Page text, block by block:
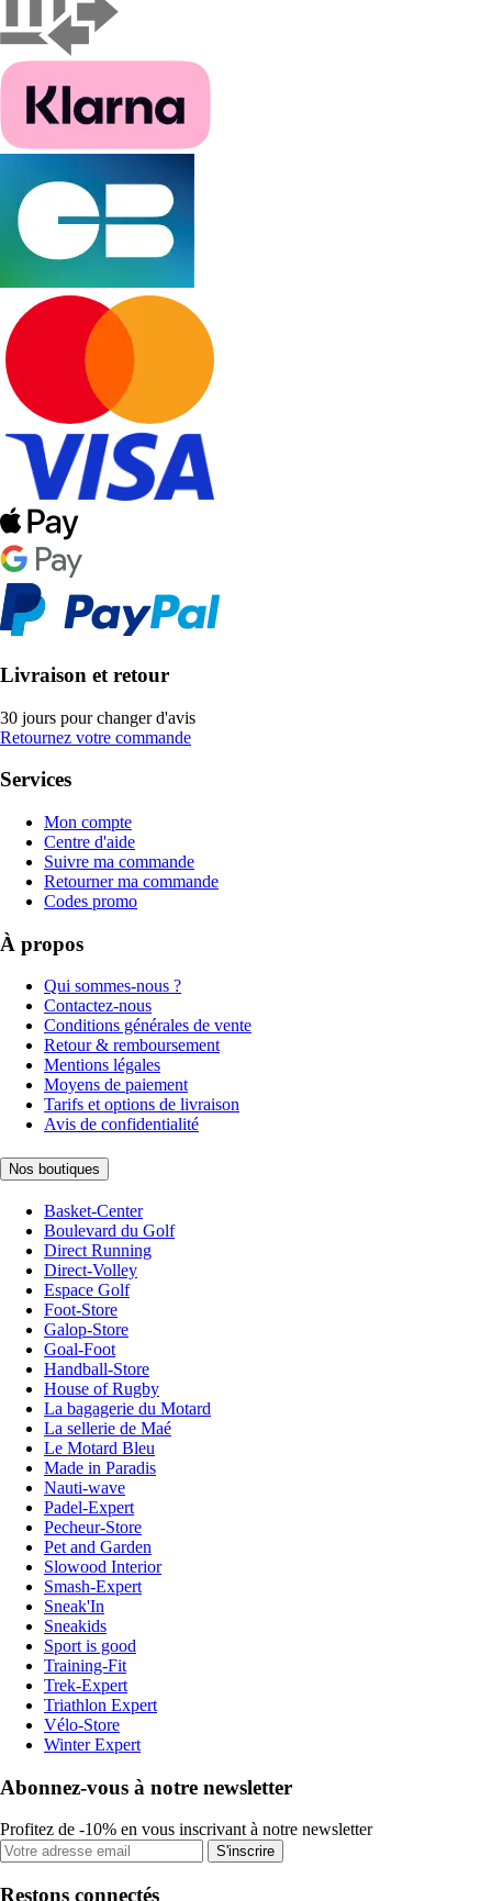
Livraison et retour
30 jours pour changer d'avis
Retournez votre commande
Services
Mon compte
Centre d'aide
Suivre ma commande
Retourner ma commande
Codes promo
À propos
Qui sommes-nous ?
Contactez-nous
Conditions générales de vente
Retour & remboursement
Mentions légales
Moyens de paiement
Tarifs et options de livraison
Avis de confidentialité
Nos boutiques
Basket-Center
Boulevard du Golf
Direct Running
Direct-Volley
Espace Golf
Foot-Store
Galop-Store
Goal-Foot
Handball-Store
House of Rugby
La bagagerie du Motard
La sellerie de Maé
Le Motard Bleu
Made in Paradis
Nauti-wave
Padel-Expert
Pecheur-Store
Pet and Garden
Slowood Interior
Smash-Expert
Sneak'In
Sneakids
Sport is good
Training-Fit
Trek-Expert
Triathlon Expert
Vélo-Store
Winter Expert
Abonnez-vous à notre newsletter
Profitez de -10% en vous inscrivant à notre newsletter
S'inscrire
Restons connectés